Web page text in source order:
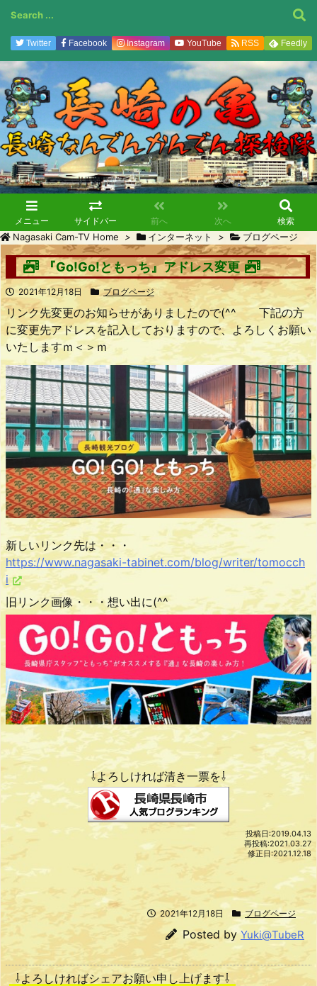
メニュー サイドバー 前へ 次へ 検索
Twitter Facebook Instagram YouTube RSS Feedly
Nagasaki Cam-TV Home > インターネット > ブログページ
『Go!Go!ともっち』アドレス変更
2021年12月18日 ブログページ
リンク先変更のお知らせがありましたので(^^ゞ 下記の方
に変更先アドレスを記入しておりますので、よろしくお願い
いたしますｍ＜＞ｍ
新しいリンク先は・・・
https://www.nagasaki-tabinet.com/blog/writer/tomocch
i
旧リンク画像・・・想い出に(^^ゞ
⇩よろしければ清き一票を⇩
投稿日:2019.04.13
再投稿:2021.03.27
修正日:2021.12.18
2021年12月18日 ブログページ
Posted byYuki@TubeR
⇩よろしければシェアお願い申し上げます⇩